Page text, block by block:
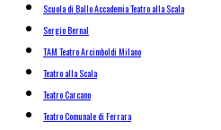
Scuola di Ballo Accademia Teatro alla Scala
Sergio Bernal
TAM Teatro Arcimboldi Milano
Teatro alla Scala
Teatro Carcano
Teatro Comunale di Ferrara